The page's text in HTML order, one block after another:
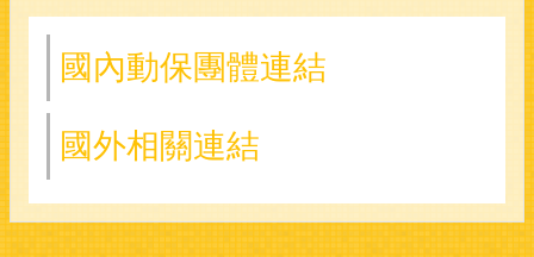
國內動保團體連結
國外相關連結